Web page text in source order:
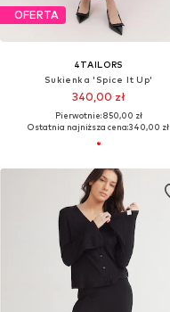
OFERTA
4TAILORS
Sukienka 'Spice It Up'
340,00 zł
Pierwotnie: 850,00 zł
Ostatnia najniższa cena:340,00 zł